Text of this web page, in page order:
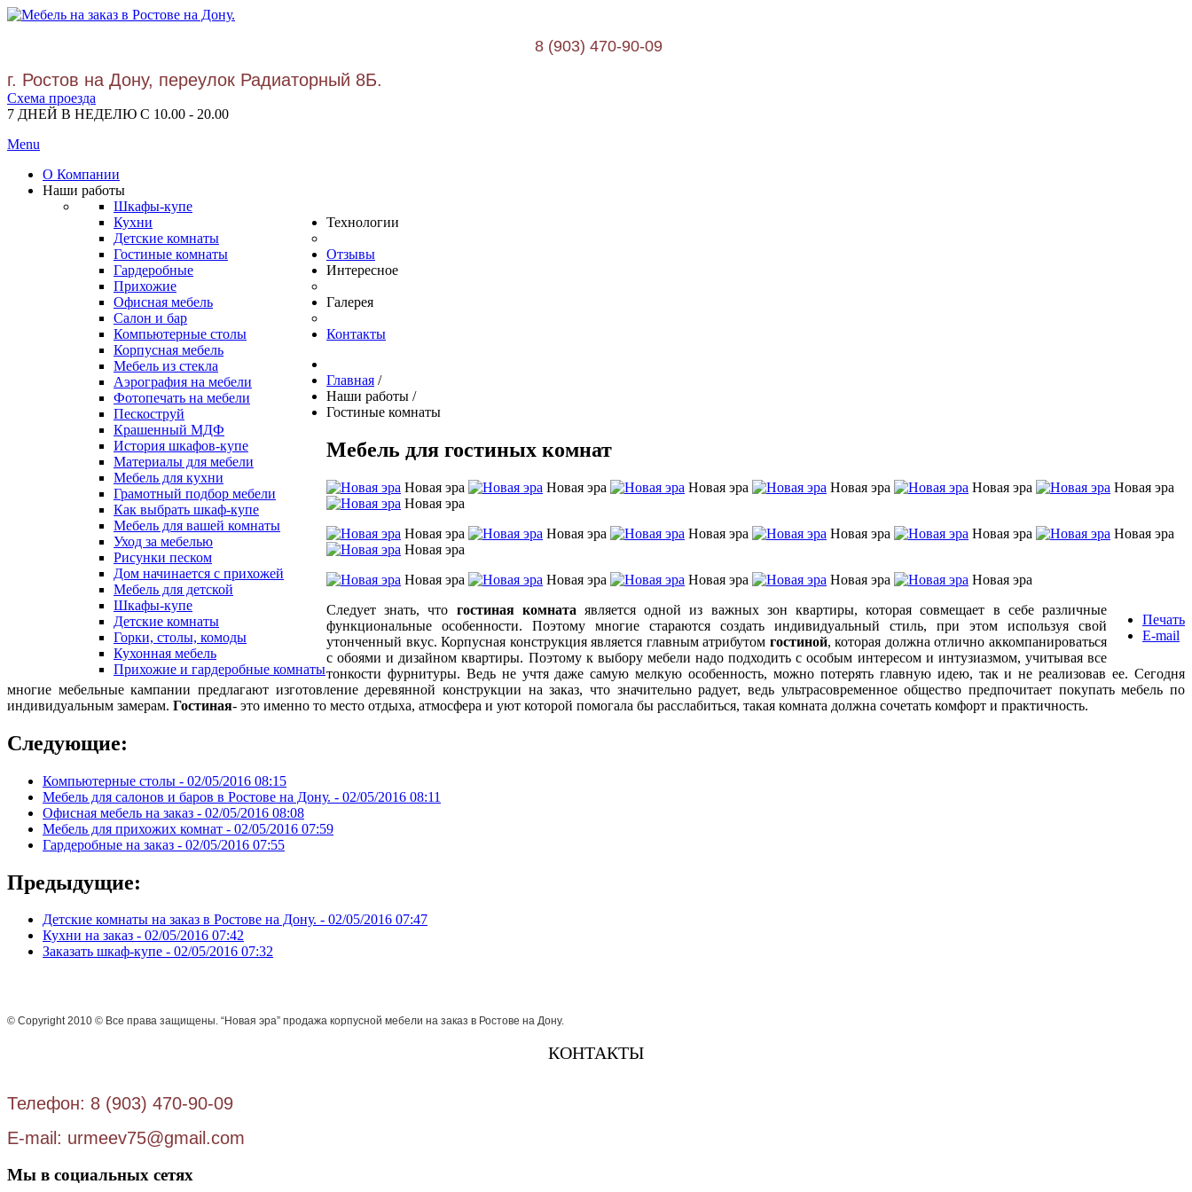
8 (903) 470-90-09
г. Ростов на Дону, переулок Радиаторный 8Б.
Схема проезда
7 ДНЕЙ В НЕДЕЛЮ С 10.00 - 20.00
Menu
О Компании
Наши работы
Шкафы-купе
Кухни
Детские комнаты
Гостиные комнаты
Гардеробные
Прихожие
Офисная мебель
Салон и бар
Компьютерные столы
Корпусная мебель
Мебель из стекла
Технологии
Аэрография на мебели
Фотопечать на мебели
Пескоструй
Крашенный МДФ
Отзывы
Интересное
История шкафов-купе
Материалы для мебели
Мебель для кухни
Грамотный подбор мебели
Как выбрать шкаф-купе
Мебель для вашей комнаты
Уход за мебелью
Рисунки песком
Дом начинается с прихожей
Мебель для детской
Галерея
Шкафы-купе
Детские комнаты
Горки, столы, комоды
Кухонная мебель
Прихожие и гардеробные комнаты
Контакты
Главная /
Наши работы /
Гостиные комнаты
Мебель для гостиных комнат
Печать
E-mail
Новая эра Новая эра Новая эра Новая эра Новая эра
Новая эра
Новая эра
Новая эра
Новая эра Новая эра Новая эра Новая эра
Новая эра
Новая эра
Новая эра
Новая эра Новая эра Новая эра
Новая эра
Следует знать, что гостиная комната является одной из важных зон квартиры, которая совмещает в себе различные
функциональные особенности. Поэтому многие стараются создать индивидуальный стиль, при этом используя свой
утонченный вкус. Корпусная конструкция является главным атрибутом гостиной, которая должна отлично аккомпанироваться
с обоями и дизайном квартиры. Поэтому к выбору мебели надо подходить с особым интересом и интузиазмом, учитывая все
тонкости фурнитуры. Ведь не учтя даже самую мелкую особенность, можно потерять главную идею, так и не реализовав ее. Сегодня
многие мебельные кампании предлагают изготовление деревянной конструкции на заказ, что значительно радует, ведь ультрасовременное общество предпочитает покупать мебель по
индивидуальным замерам. Гостиная- это именно то место отдыха, атмосфера и уют которой помогала бы расслабиться, такая комната должна сочетать комфорт и практичность.
Следующие:
Компьютерные столы - 02/05/2016 08:15
Мебель для салонов и баров в Ростове на Дону. - 02/05/2016 08:11
Офисная мебель на заказ - 02/05/2016 08:08
Мебель для прихожих комнат - 02/05/2016 07:59
Гардеробные на заказ - 02/05/2016 07:55
Предыдущие:
Детские комнаты на заказ в Ростове на Дону. - 02/05/2016 07:47
Кухни на заказ - 02/05/2016 07:42
Заказать шкаф-купе - 02/05/2016 07:32
© Copyright 2010 © Все права защищены. “Новая эра” продажа корпусной мебели на заказ в Ростове на Дону.
КОНТАКТЫ
Телефон: 8 (903) 470-90-09
E-mail: urmeev75@gmail.com
Мы в социальных сетях